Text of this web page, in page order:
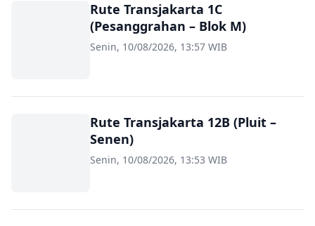
Rute Transjakarta 1C
(Pesanggrahan – Blok M)
Senin, 10/08/2026, 13:57 WIB
Rute Transjakarta 12B (Pluit –
Senen)
Senin, 10/08/2026, 13:53 WIB